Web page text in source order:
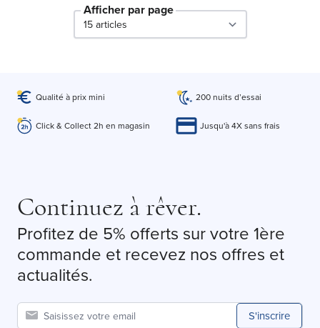
Afficher par page
Qualité à prix mini 200 nuits d’essai
Click & Collect 2h en magasin Jusqu'à 4X sans frais
Continuez à rêver.
Profitez de 5% offerts sur votre 1ère
commande et recevez nos offres et
actualités.
S'inscrire